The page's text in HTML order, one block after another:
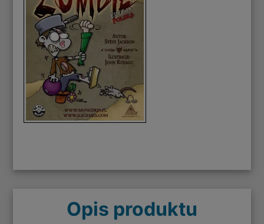
Opis produktu